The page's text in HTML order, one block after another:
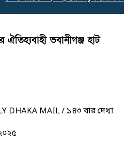
ভবানীগঞ্জ হাট
DHAKA MAIL/ ১৪৩ বার দেখা